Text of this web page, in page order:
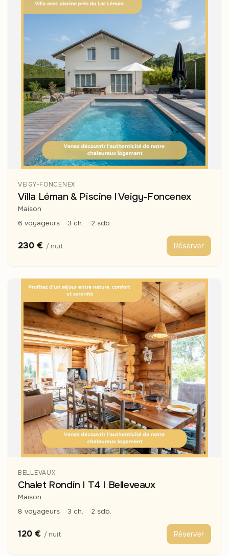
VEIGY-FONCENEX
Villa Léman & Piscine I Veigy-Foncenex
Maison
6 voyageurs
3 ch. 2 sdb.
230 € / nuit Réserver
BELLEVAUX
Chalet Rondin I T4 I Belleveaux
Maison
8 voyageurs
3 ch. 2 sdb.
120 € / nuit Réserver